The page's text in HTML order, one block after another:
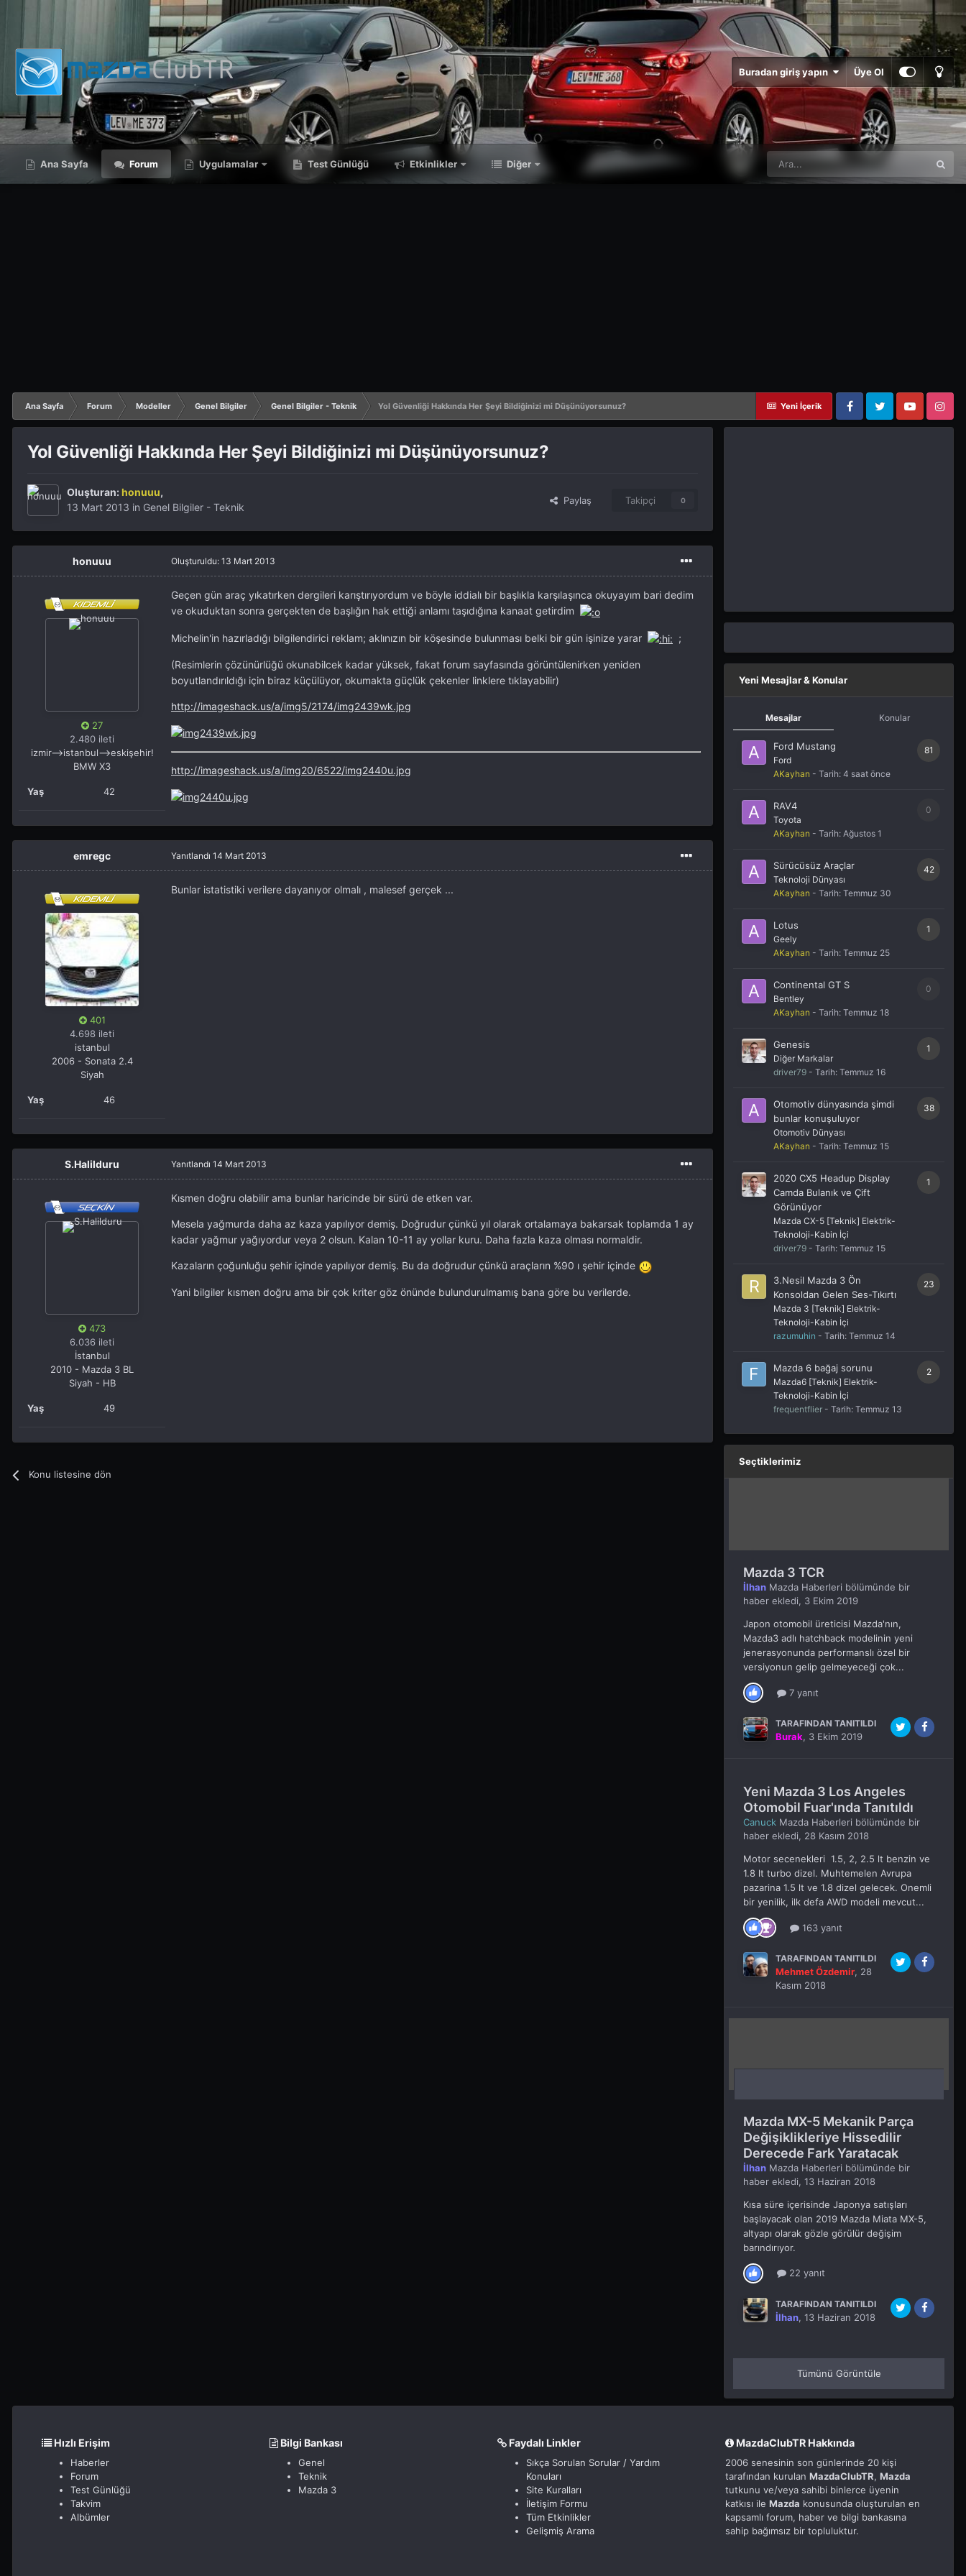
Buradan giriş yapın Üye Ol
Ana Sayfa Forum Uygulamalar Test Günlüğü Etkinlikler Diğer
Yeni İçerik
Ana Sayfa Forum Modeller Genel Bilgiler Genel Bilgiler - Teknik
Yol Güvenliği Hakkında Her Şeyi Bildiğinizi mi Düşünüyorsunuz?
FacebookTwitter YouTube Instagram
Yol Güvenliği Hakkında Her Şeyi Bildiğinizi mi Düşünüyorsunuz?
Oluşturan:honuuu,
13 Mart 2013 in Genel Bilgiler - Teknik
Paylaş Takipçi 0
honuuu
27
2.480 ileti
izmir-->istanbul-->eskişehir!
BMW X3
Yaş 42
Oluşturuldu: 13 Mart 2013
Geçen gün araç yıkatırken dergileri karıştırıyordum ve böyle iddialı bir başlıkla karşılaşınca okuyayım bari dedim
ve okuduktan sonra gerçekten de başlığın hak ettiği anlamı taşıdığına kanaat getirdim
Michelin'in hazırladığı bilgilendirici reklam; aklınızın bir köşesinde bulunması belki bir gün işinize yarar ;
(Resimlerin çözünürlüğü okunabilcek kadar yüksek, fakat forum sayfasında görüntülenirken yeniden
boyutlandırıldığı için biraz küçülüyor, okumakta güçlük çekenler linklere tıklayabilir)
http://imageshack.us/a/img5/2174/img2439wk.jpg
http://imageshack.us/a/img20/6522/img2440u.jpg
emregc
401
4.698 ileti
istanbul
2006 - Sonata 2.4
Siyah
Yaş 46
Yanıtlandı 14 Mart 2013
Bunlar istatistiki verilere dayanıyor olmalı , malesef gerçek ...
S.Halilduru
473
6.036 ileti
İstanbul
2010 - Mazda 3 BL
Siyah - HB
Yaş 49
Yanıtlandı 14 Mart 2013
Kısmen doğru olabilir ama bunlar haricinde bir sürü de etken var.
Mesela yağmurda daha az kaza yapılıyor demiş. Doğrudur çünkü yıl olarak ortalamaya bakarsak toplamda 1 ay
kadar yağmur yağıyordur veya 2 olsun. Kalan 10-11 ay yollar kuru. Daha fazla kaza olması normaldir.
Kazaların çoğunluğu şehir içinde yapılıyor demiş. Bu da doğrudur çünkü araçların %90 ı şehir içinde
Yani bilgiler kısmen doğru ama bir çok kriter göz önünde bulundurulmamış bana göre bu verilerde.
Konu listesine dön
Yeni Mesajlar & Konular
Mesajlar Konular
81
Ford Mustang
Ford
AKayhan - Tarih: 4 saat önce
0
RAV4
Toyota
AKayhan - Tarih: Ağustos 1
42
Sürücüsüz Araçlar
Teknoloji Dünyası
AKayhan - Tarih: Temmuz 30
1
Lotus
Geely
AKayhan - Tarih: Temmuz 25
0
Continental GT S
Bentley
AKayhan - Tarih: Temmuz 18
1
Genesis
Diğer Markalar
driver79 - Tarih: Temmuz 16
38
Otomotiv dünyasında şimdi
bunlar konuşuluyor
Otomotiv Dünyası
AKayhan - Tarih: Temmuz 15
1
2020 CX5 Headup Display
Camda Bulanık ve Çift
Görünüyor
Mazda CX-5 [Teknik] Elektrik-
Teknoloji-Kabin İçi
driver79 - Tarih: Temmuz 15
23
3.Nesil Mazda 3 Ön
Konsoldan Gelen Ses-Tıkırtı
Mazda 3 [Teknik] Elektrik-
Teknoloji-Kabin İçi
razumuhin - Tarih: Temmuz 14
2
Mazda 6 bağaj sorunu
Mazda6 [Teknik] Elektrik-
Teknoloji-Kabin İçi
frequentflier - Tarih: Temmuz 13
Seçtiklerimiz
Mazda 3 TCR
İlhan Mazda Haberleri bölümünde bir
haber ekledi, 3 Ekim 2019
Japon otomobil üreticisi Mazda'nın,
Mazda3 adlı hatchback modelinin yeni
jenerasyonunda performanslı özel bir
versiyonun gelip gelmeyeceği çok...
7 yanıt
TARAFINDAN TANITILDI
Burak, 3 Ekim 2019
Yeni Mazda 3 Los Angeles
Otomobil Fuar'ında Tanıtıldı
Canuck Mazda Haberleri bölümünde bir
haber ekledi, 28 Kasım 2018
Motor secenekleri 1.5, 2, 2.5 lt benzin ve
1.8 lt turbo dizel. Muhtemelen Avrupa
pazarina 1.5 lt ve 1.8 dizel gelecek. Onemli
bir yenilik, ilk defa AWD modeli mevcut...
163 yanıt
TARAFINDAN TANITILDI
Mehmet Özdemir, 28
Kasım 2018
Mazda MX-5 Mekanik Parça
Değişiklikleriye Hissedilir
Derecede Fark Yaratacak
İlhan Mazda Haberleri bölümünde bir
haber ekledi, 13 Haziran 2018
Kısa süre içerisinde Japonya satışları
başlayacak olan 2019 Mazda Miata MX-5,
altyapı olarak gözle görülür değişim
barındırıyor.
22 yanıt
TARAFINDAN TANITILDI
İlhan, 13 Haziran 2018
Tümünü Görüntüle
Hızlı Erişim
Haberler
Forum
Test Günlüğü
Takvim
Albümler
Bilgi Bankası
Genel
Teknik
Mazda 3
Faydalı Linkler
Sıkça Sorulan Sorular / Yardım
Konuları
Site Kuralları
İletişim Formu
Tüm Etkinlikler
Gelişmiş Arama
MazdaClubTR Hakkında
2006 senesinin son günlerinde 20 kişi
tarafından kurulan MazdaClubTR, Mazda
tutkunu ve/veya sahibi binlerce üyenin
katkısı ile Mazda konusunda oluşturulan en
kapsamlı forum, haber ve bilgi bankasına
sahip bağımsız bir topluluktur.